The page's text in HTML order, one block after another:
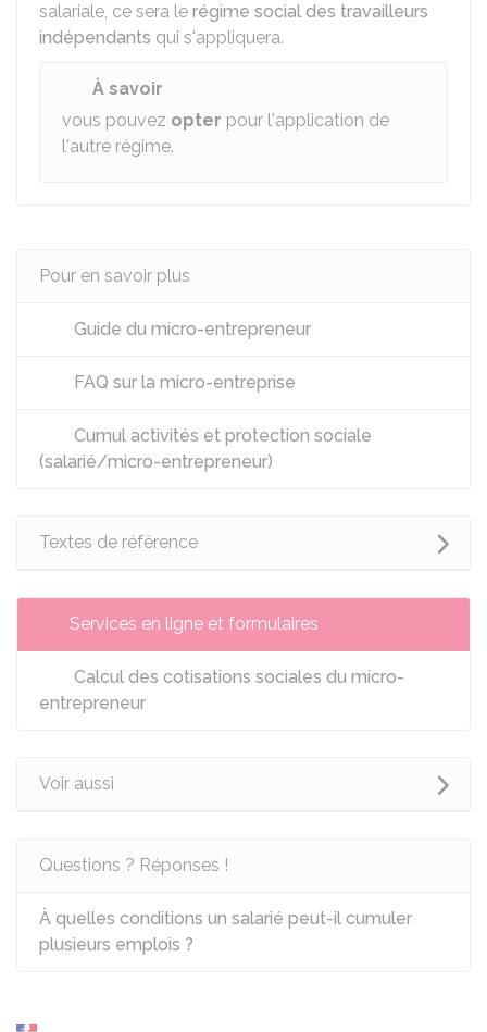
salariale, ce sera le régime social des travailleurs
indépendants qui s'appliquera.
À savoir
vous pouvez opter pour l'application de
l'autre régime.
Pour en savoir plus
Guide du micro-entrepreneur
FAQ sur la micro-entreprise
Cumul activités et protection sociale
(salarié/micro-entrepreneur)
Textes de référence
Services en ligne et formulaires
Calcul des cotisations sociales du micro-
entrepreneur
Voir aussi
Questions ? Réponses !
À quelles conditions un salarié peut-il cumuler
plusieurs emplois ?